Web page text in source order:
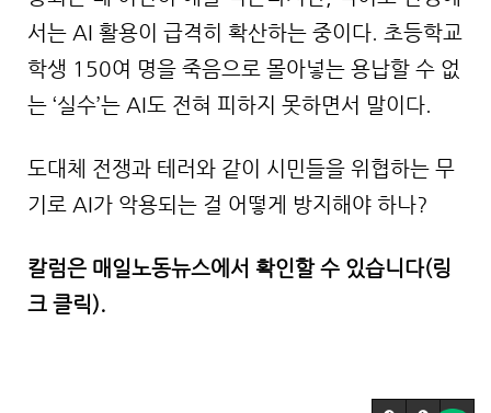
서는 AI 활용이 급격히 확산하는 중이다. 초등학교
학생 150여 명을 죽음으로 몰아넣는 용납할 수 없
는 ‘실수’는 AI도 전혀 피하지 못하면서 말이다.
도대체 전쟁과 테러와 같이 시민들을 위협하는 무
기로 AI가 악용되는 걸 어떻게 방지해야 하나?
칼럼은 매일노동뉴스에서 확인할 수 있습니다(링
크 클릭).